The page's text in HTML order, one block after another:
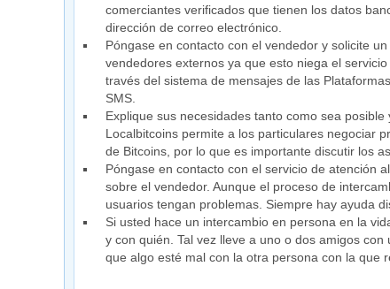
comerciantes verificados que tienen los datos
dirección de correo electrónico.
Póngase en contacto con el vendedor y solicite
vendedores externos ya que esto niega el
través del sistema de mensajes de las
SMS.
Explique sus necesidades tanto como sea
Localbitcoins permite a los particulares negociar
de Bitcoins, por lo que es importante discutir los
Póngase en contacto con el servicio de atención
sobre el vendedor. Aunque el proceso de
usuarios tengan problemas. Siempre hay ayuda
Si usted hace un intercambio en persona en la
y con quién. Tal vez lleve a uno o dos amigos
que algo esté mal con la otra persona con la que